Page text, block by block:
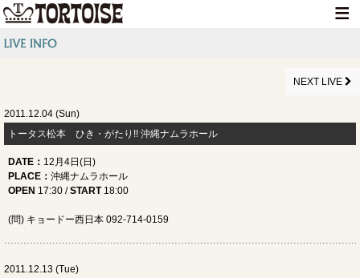
MEDIA INFO
NEXT LIVE
2011.12.04 (Sun)
トータス松本 ひき・がたり!! 沖縄ナムラホール
DATE ： 12月4日(日)
PLACE ： 沖縄ナムラホール
OPEN 17:30 /START18:00
(問) キョードー西日本 092-714-0159
2011.12.13 (Tue)